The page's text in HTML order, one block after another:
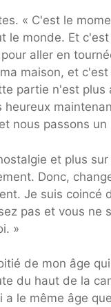
« C'est le
monde. Et
aller en
maison, et
partie n'est
heureux
nous passons
et plus
Donc,
Je suis coincé
pas et vous ne
»
de mon âge
du haut de la
le même âge